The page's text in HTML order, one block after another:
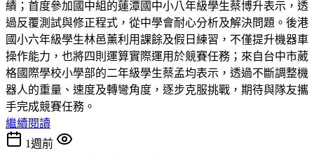
績；首度參加國中組的蓮潭國中小八年級學生蔡博升表示，透
過反覆測試與修正程式，從中學會耐心分析及解決問題。後港
國小六年級學生林邑薰利用課餘及假日練習，不僅提升機器車
操作能力，也將四則運算實際運用於競賽任務；來自台中市葳
格國際學校小學部的二年級學生蔡孟均表示，透過不斷調整機
器人的重量、速度及轉彎角度，逐步克服挑戰，期待與隊友攜
手完成競賽任務。
繼續閱讀
1週前